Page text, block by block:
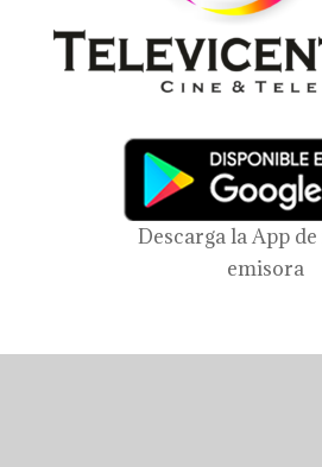
Descarga la App
emisora